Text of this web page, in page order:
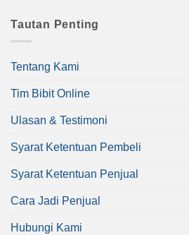
Tautan Penting
Tentang Kami
Tim Bibit Online
Ulasan & Testimoni
Syarat Ketentuan Pembeli
Syarat Ketentuan Penjual
Cara Jadi Penjual
Hubungi Kami